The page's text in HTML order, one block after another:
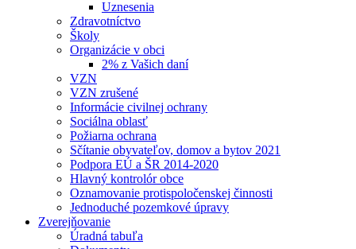
Uznesenia
Zdravotníctvo
Školy
Organizácie v obci
2% z Vašich daní
VZN
VZN zrušené
Informácie civilnej ochrany
Sociálna oblasť
Požiarna ochrana
Sčítanie obyvateľov, domov a bytov 2021
Podpora EÚ a ŠR 2014-2020
Hlavný kontrolór obce
Oznamovanie protispoločenskej činnosti
Jednoduché pozemkové úpravy
Zverejňovanie
Úradná tabuľa